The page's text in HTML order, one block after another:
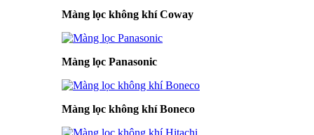
Màng lọc không khí Coway
Màng lọc Panasonic
Màng lọc không khí Boneco